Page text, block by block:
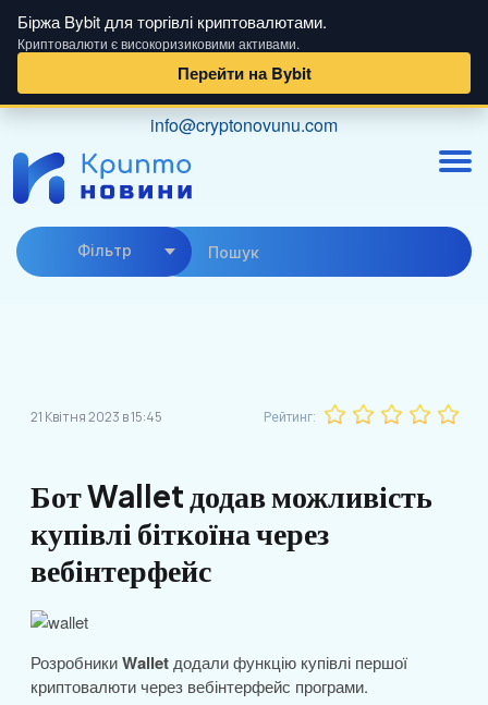
Біржа Bybit для торгівлі криптовалютами.
Криптовалюти є високоризиковими активами.
Перейти на Bybit
content
info@cryptonovunu.com
Фiльтр
21 Квітня 2023 в 15:45 Рейтинг:
Бот Wallet додав можливість
купівлі біткоїна через
вебінтерфейс
РозробникиWallet додали функцію купівлі першої
криптовалюти через вебінтерфейс програми.